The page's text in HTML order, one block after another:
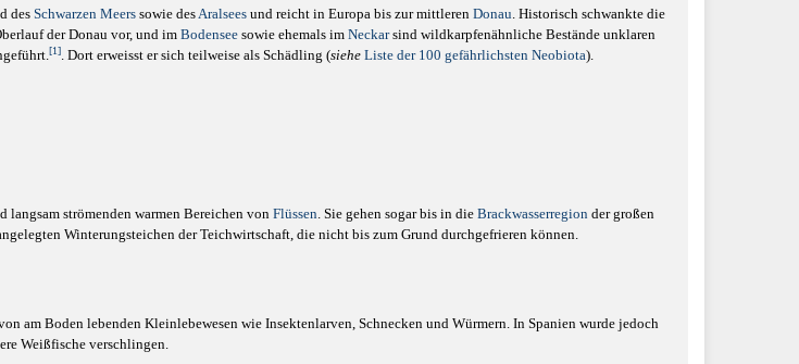
des Schwarzen Meers sowie desAralsees und reicht in Europa bis zur mittleren Donau. Historisch schwankte die
der Donau vor, und im Bodensee sowie ehemals im Neckarsind wildkarpfenähnliche Bestände unklaren
[1]. Dort erweisst er sich teilweise als Schädling (siehe Liste der 100 gefährlichsten Neobiota).
langsam strömenden warmen Bereichen vonFlüssen. Sie gehen sogar bis in die Brackwasserregion der großen
Winterungsteichen der Teichwirtschaft, die nicht bis zum Grund durchgefrieren können.
am Boden lebenden Kleinlebewesen wie Insektenlarven, Schnecken und Würmern. In Spanien wurde jedoch
Weißfische verschlingen.